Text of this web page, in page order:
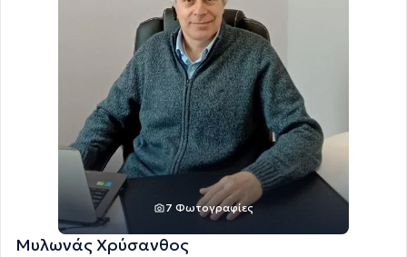
7 Φωτογραφίες
Μυλωνάς Χρύσανθος